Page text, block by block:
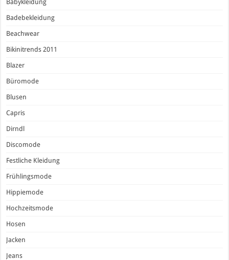
Babykleidung
Badebekleidung
Beachwear
Bikinitrends 2011
Blazer
Büromode
Blusen
Capris
Dirndl
Discomode
Festliche Kleidung
Frühlingsmode
Hippiemode
Hochzeitsmode
Hosen
Jacken
Jeans